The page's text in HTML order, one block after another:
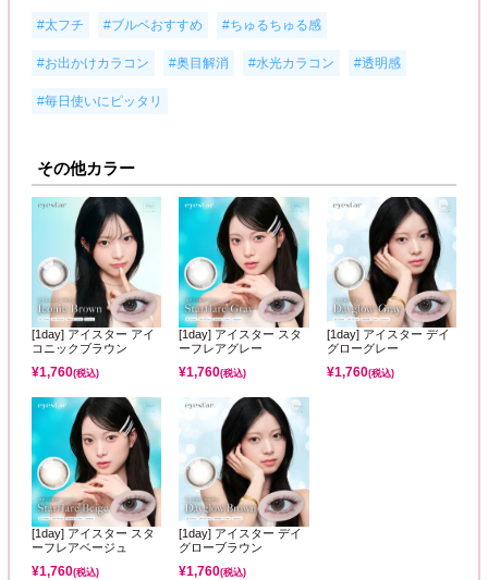
#太フチ #ブルベおすすめ #ちゅるちゅる感
#お出かけカラコン #奥目解消 #水光カラコン #透明感
#毎日使いにピッタリ
その他カラー
[1day] アイスター アイ
コニックブラウン
¥1,760(税込)
[1day] アイスター スタ
ーフレアグレー
¥1,760(税込)
[1day] アイスター デイ
グローグレー
¥1,760(税込)
[1day] アイスター スタ
ーフレアベージュ
¥1,760(税込)
[1day] アイスター デイ
グローブラウン
¥1,760(税込)